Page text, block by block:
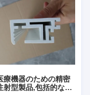
療機器のための精密
射型製品,包括的な検